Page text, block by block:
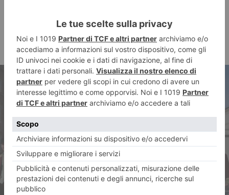
Tutta l’Europa del corno da
caccia alle Giornate
internazionali